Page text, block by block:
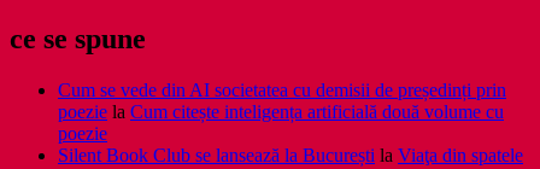
ce se spune
Cum se vede din AI societatea cu demisii de președinți prin
poezie la Cum citește inteligența artificială două volume cu
poezie
Silent Book Club se lansează la București la Viaţa din spatele